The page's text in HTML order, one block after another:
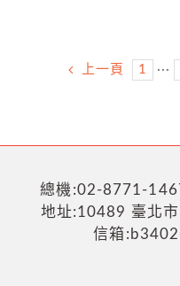
上一頁 1 ···
總機:02-8771-
地址:10489 臺北
信箱